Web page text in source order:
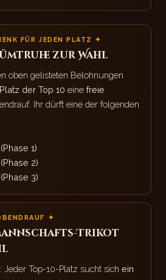
FÜR JEDEN PLATZ ✦
zur Wahl
oben gelisteten Belohnungen
der Top 10 eine freie
Ihr dürft eine der folgenden
1)
2)
3)
✦
Trikot
Jeder Top-10-Platz sucht sich ein